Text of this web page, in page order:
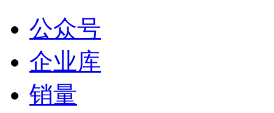
2025-01-09 14:23
02:57
CES 2025 | 极氪补能网络将出海，未来助力销量提
2025-01-09 14:21
00:17
CES 2025 | 安聪慧：新能源汽车出海比传统汽车更
公众号
企业库
销量